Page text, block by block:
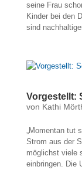
seine Frau
Kinder bei den
sind
Vorgestellt:
von Kathi
„Momentan tut
Strom aus der
möglichst viele
einbringen. Die